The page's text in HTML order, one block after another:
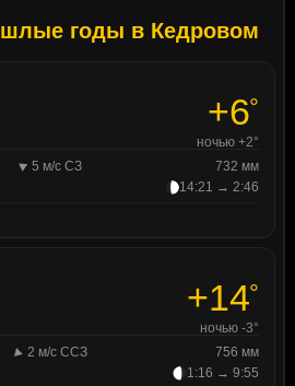
годы в Кедровом
+6°
ночью +2°
5 м/с СЗ
732 мм
14:21 → 2:46
+14°
ночью -3°
2 м/с ССЗ
756 мм
1:16 → 9:55